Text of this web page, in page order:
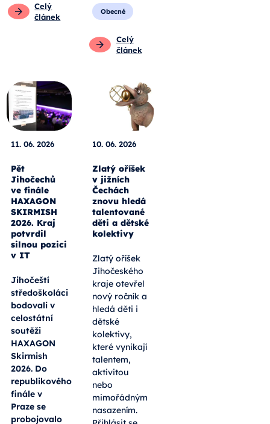
Celý
článek
Obecné
Celý
článek
11. 06. 2026
Pět
Jihočechů
ve finále
HAXAGON
SKIRMISH
2026. Kraj
potvrdil
silnou pozici
v IT
Jihočeští
středoškoláci
bodovali v
celostátní
soutěži
HAXAGON
Skirmish
2026. Do
republikového
finále v
Praze se
probojovalo
10. 06. 2026
Zlatý oříšek
v jižních
Čechách
znovu hledá
talentované
děti a dětské
kolektivy
Zlatý oříšek
Jihočeského
kraje otevřel
nový ročník a
hledá děti i
dětské
kolektivy,
které vynikají
talentem,
aktivitou
nebo
mimořádným
nasazením.